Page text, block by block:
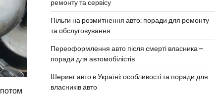
ремонту та сервісу
Пільги на розмитнення авто: поради для ремонту
та обслуговування
Переоформлення авто після смерті власника –
поради для автомобілістів
Шеринг авто в Україні: особливості та поради для
власників авто